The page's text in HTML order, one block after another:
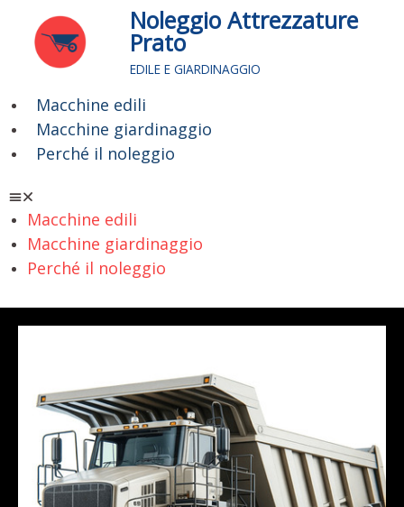
contenuto
Noleggio Attrezzature
Prato
EDILE E GIARDINAGGIO
Macchine edili
Macchine giardinaggio
Perché il noleggio
Menu
Macchine edili
Macchine giardinaggio
Perché il noleggio